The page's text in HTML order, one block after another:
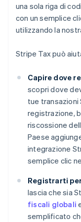
una sola riga di
con un semplice
utilizzando la
Stripe Tax può
Capire dove
scopri dove
tue
registrazione,
riscossione
Paese
integrazione
semplice clic
Registrarti
lascia che sia
fiscali globali
semplificato